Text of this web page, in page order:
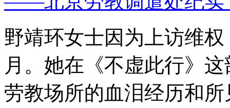
野靖环女士因为上访维
月。她在《不虚此行》
劳教场所的血泪经历和